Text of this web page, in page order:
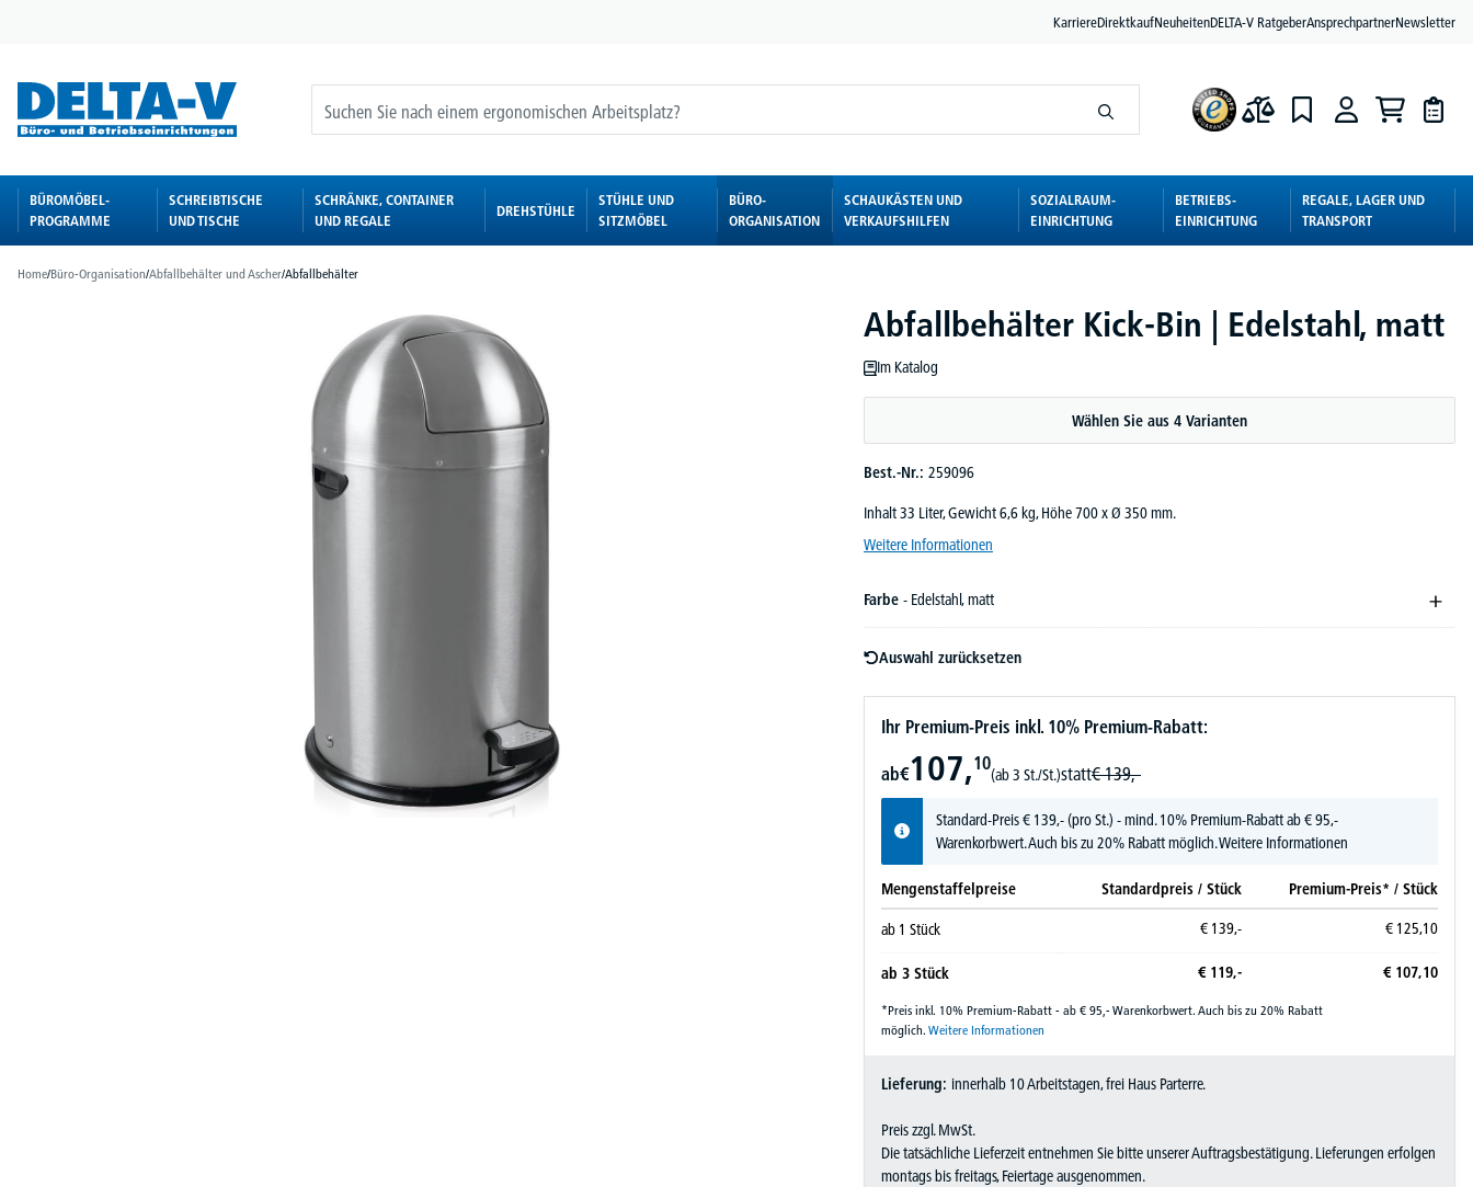
KarriereDirektkaufNeuheitenDELTA-V RatgeberAnsprechpartnerNewsletter
BÜROMÖBEL-
PROGRAMME
SCHREIBTISCHE
UND TISCHE
SCHRÄNKE, CONTAINER
UND REGALE
DREHSTÜHLE
STÜHLE UND
SITZMÖBEL
BÜRO-
ORGANISATION
SCHAUKÄSTEN UND
VERKAUFSHILFEN
SOZIALRAUM-
EINRICHTUNG
BETRIEBS-
EINRICHTUNG
REGALE, LAGER UND
TRANSPORT
Home/Büro-Organisation/Abfallbehälter und Ascher/Abfallbehälter
Abfallbehälter Kick-Bin | Edelstahl, matt
Im Katalog
Wählen Sie aus 4 Varianten
Best.-Nr.: 259096
Inhalt 33 Liter, Gewicht 6,6 kg, Höhe 700 x Ø 350 mm.
Weitere Informationen
Farbe - Edelstahl, matt
Auswahl zurücksetzen
Ihr Premium-Preis inkl. 10% Premium-Rabatt:
ab€107,10
(ab 3 St./St.)statt€ 139,-
Standard-Preis€ 139,-(pro St.) - mind. 10% Premium-Rabatt ab € 95,-
Warenkorbwert. Auch bis zu 20% Rabatt möglich.Weitere Informationen
Mengenstaffelpreise Standardpreis / Stück Premium-Preis* / Stück
ab 1 Stück € 139,- € 125,10
ab 3 Stück € 119,- € 107,10
*Preis inkl. 10% Premium-Rabatt - ab € 95,- Warenkorbwert. Auch bis zu 20% Rabatt
möglich. Weitere Informationen
Lieferung: innerhalb 10 Arbeitstagen, frei Haus Parterre.
Preis zzgl. MwSt.
Die tatsächliche Lieferzeit entnehmen Sie bitte unserer Auftragsbestätigung. Lieferungen erfolgen
montags bis freitags, Feiertage ausgenommen.